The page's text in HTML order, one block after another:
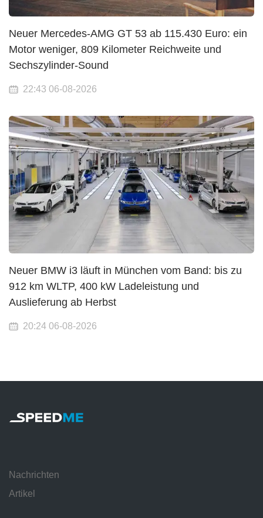
Neuer Mercedes-AMG GT 53 ab 115.430 Euro: ein
Motor weniger, 809 Kilometer Reichweite und
Sechszylinder-Sound
22:43 06-08-2026
Neuer BMW i3 läuft in München vom Band: bis zu
912 km WLTP, 400 kW Ladeleistung und
Auslieferung ab Herbst
20:24 06-08-2026
Nachrichten
Artikel